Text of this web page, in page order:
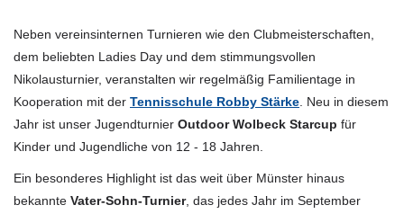
Neben vereinsinternen Turnieren wie den Clubmeisterschaften,
dem beliebten Ladies Day und dem stimmungsvollen
Nikolausturnier, veranstalten wir regelmäßig Familientage in
Kooperation mit der Tennisschule Robby Stärke . Neu in diesem
Jahr ist unser Jugendturnier Outdoor Wolbeck Starcup für
Kinder und Jugendliche von 12 - 18 Jahren.
Ein besonderes Highlight ist das weit über Münster hinaus
bekannte Vater-Sohn-Turnier, das jedes Jahr im September